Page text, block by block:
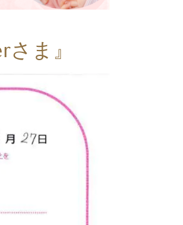
ま』